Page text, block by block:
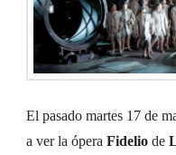
El pasado martes 17 de
a ver la óperaFidelio de